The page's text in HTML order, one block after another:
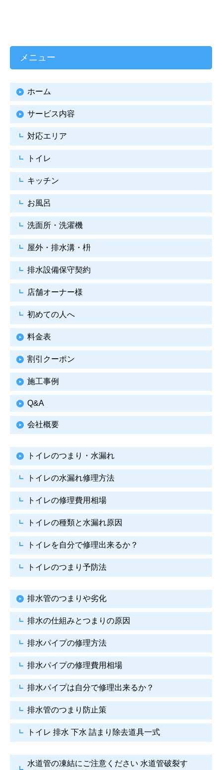
メニュー
ホーム
サービス内容
対応エリア
トイレ
キッチン
お風呂
洗面所・洗濯機
屋外・排水溝・枡
排水設備保守契約
店舗オーナー様
初めての人へ
料金表
割引クーポン
施工事例
Q&A
会社概要
トイレのつまり・水漏れ
トイレの水漏れ修理方法
トイレの修理費用相場
トイレの種類と水漏れ原因
トイレを自分で修理出来るか？
トイレのつまり予防法
排水管のつまりや劣化
排水の仕組みとつまりの原因
排水パイプの修理方法
排水パイプの修理費用相場
排水パイプは自分で修理出来るか？
排水管のつまり防止策
トイレ 排水 下水 詰まり除去道具一式
水道管の凍結にご注意ください 水道管破裂す